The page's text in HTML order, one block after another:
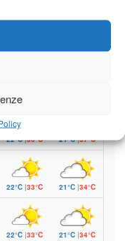
ancora
valori
22°C|36°C 21°C|37°C
22°C|33°C 21°C |34°C
22°C|33°C 21°C |34°C